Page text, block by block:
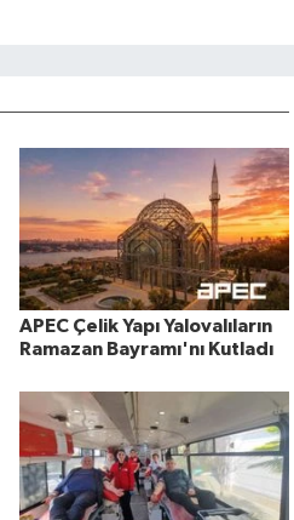
APEC Çelik Yapı Yalovalıların
Ramazan Bayramı'nı Kutladı